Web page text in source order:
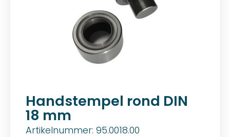
Handstempel rond DIN
18 mm
Artikelnummer: 95.0018.00